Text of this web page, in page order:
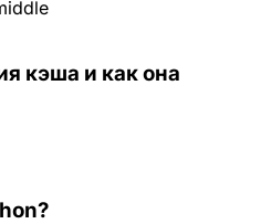
кэша и как она